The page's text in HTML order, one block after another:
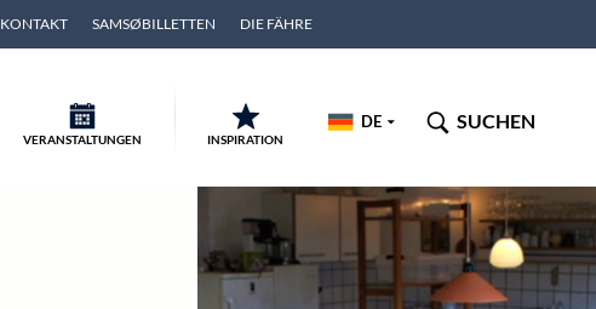
KONTAKT SAMSØBILLETTEN DIE FÄHRE
DE SUCHEN
VERANSTALTUNGEN INSPIRATION